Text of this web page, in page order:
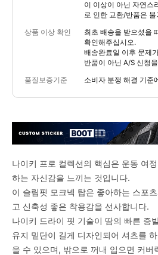
이 이상이 아닌 자연스
로 인한 교환/반품은
상품 이상 확인
최초 배송을 받으셨을
확인해주십시오.
배송완료일 이후 문제
반품이 아닌 A/S 신청
품질보증기준 소비자 분쟁 해결 기준
나이키 프로 컬렉션의 핵심은 운동 여
하는 자신감을 느끼는 것입니다.
이 슬림핏 모크넥 탑은 좋아하는 스포
고 신축성 좋은 착용감을 선사합니다.
나이키 드라이 핏 기술이 땀의 빠른 증
유지 밑단이 길게 디자인되어 셔츠를
을 수 있으며, 밖으로 꺼내 입으면 커버